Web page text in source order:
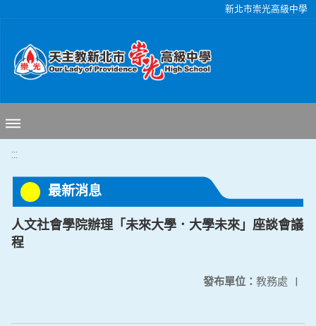
新北市崇光高級中學
:::
最新消息
人文社會學院辦理「未來大學．大學未來」座談會議
程
發布單位： 教務處 |